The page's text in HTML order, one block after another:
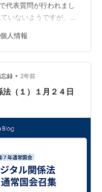
代表質問が行われまし
いないようですが、
のようなニュースもあ
人情報保護シール） 学
は、以下のようなもの
これは、小中学校の入
情報保護シールを貼り
個人情報
録 • 2年前
（１）１月２４日